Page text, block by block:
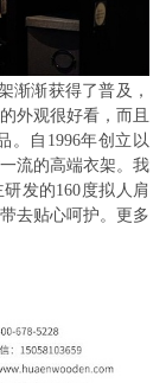
渐渐获得了普及，
外观很好看，而且
。自1996年创立以
流的高端衣架。我
发的160度拟人肩
去贴心呵护。更多